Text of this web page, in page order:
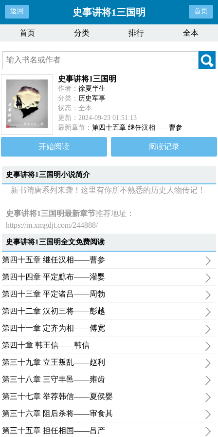
返回 史事讲将1三国明 首页
首页 分类 排行 全本
史事讲将1三国明
作者：徐夏半生
分类： 历史军事
状态：全本
更新：2024-09-23 01:51:13
最新章节：第四十五章 继任汉相——曹参
开始阅读 阅读记录
史事讲将1三国明小说简介
新书隋唐系列来袭！这里有你所不熟悉的历史人物传记！
史事讲将1三国明最新章节推荐地址：
https://m.xmgdjt.com/244888/
史事讲将1三国明全文免费阅读
第四十五章 继任汉相——曹参
第四十四章 平定黥布——灌婴
第四十三章 平定诸吕——周勃
第四十二章 汉初三将——彭越
第四十一章 定齐为相——傅宽
第四十章 韩王信——韩信
第三十九章 立王叛乱——赵利
第三十八章 三守丰邑——雍齿
第三十七章 举荐韩信——夏侯婴
第三十六章 阻后杀将——审食其
第三十五章 担任相国——吕产